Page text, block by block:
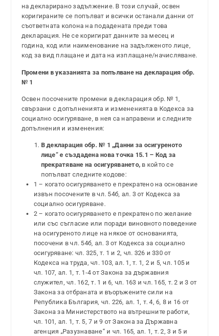
на декларирано задължение. В този случай, освен
коригираните се попълват и всички останали данни от
съответната колона на подадената преди това
декларация. Не се коригират данните за месец и
година, код или наименование на задълженото лице,
код за вид плащане и дата на изплащане/начисляване.
Промени в указанията за попълване на декларация обр.
№ 1
Освен посочените промени в декларация обр. № 1,
свързани с допълненията и измененията в Кодекса за
социално осигуряване, в нея са направени и следните
допълнения и изменения:
В декларация обр. № 1 „Данни за осигуреното
лице“ е създадена нова точка 15.1 – Код за
прекратяване на осигуряването, в който се
попълват следните кодове:
1 – когато осигуряването е прекратено на основание
извън посочените в чл. 54б, ал. 3 от Кодекса за
социално осигуряване.
2 – когато осигуряването е прекратено по желание
или със съгласие или поради виновното поведение
на осигуреното лице на някое от основанията,
посочени в чл. 54б, ал. 3 от Кодекса за социално
осигуряване: чл. 325, т. 1 и 2, чл. 326 и 330 от
Кодекса на труда, чл. 103, ал. 1, т. 1, 2 и 5, чл. 105 и
чл. 107, ал. 1, т. 1-4 от Закона за държавния
служител, чл. 162, т. 1 и 6, чл. 163 и чл. 165, т. 2 и 3 от
Закона за отбраната и въоръжените сили на
Република България, чл. 226, ал. 1, т. 4, 6, 8 и 16 от
Закона за Министерството на вътрешните работи,
чл. 101, ал. 1, т. 5, 7 и 9 от Закона за Държавна
агенция „Разузнаване“ и чл. 165, ал. 1, т. 2, 3 и 5 и